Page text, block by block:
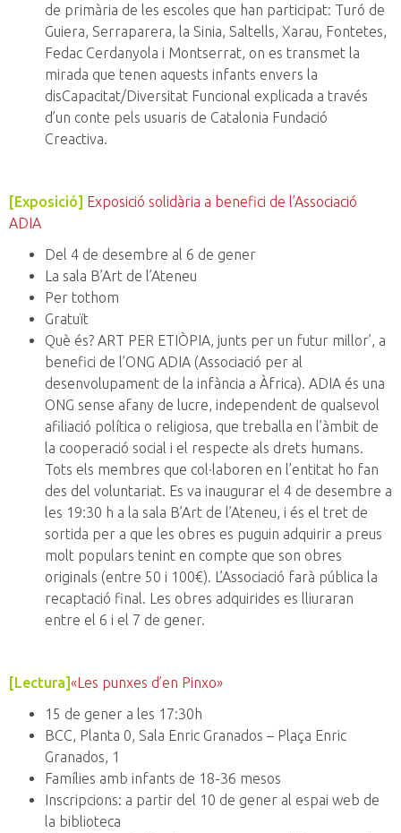
de primària de les escoles que han participat: Turó de
Guiera, Serraparera, la Sinia, Saltells, Xarau, Fontetes,
Fedac Cerdanyola i Montserrat, on es transmet la
mirada que tenen aquests infants envers la
disCapacitat/Diversitat Funcional explicada a través
d’un conte pels usuaris de Catalonia Fundació
Creactiva.
[Exposició] Exposició solidària a benefici de l’Associació
ADIA
Del 4 de desembre al 6 de gener
La sala B’Art de l’Ateneu
Per tothom
Gratuït
Què és? ART PER ETIÒPIA, junts per un futur millor’, a
benefici de l’ONG ADIA (Associació per al
desenvolupament de la infància a Àfrica). ADIA és una
ONG sense afany de lucre, independent de qualsevol
afiliació política o religiosa, que treballa en l’àmbit de
la cooperació social i el respecte als drets humans.
Tots els membres que col·laboren en l’entitat ho fan
des del voluntariat. Es va inaugurar el 4 de desembre a
les 19:30 h a la sala B’Art de l’Ateneu, i és el tret de
sortida per a que les obres es puguin adquirir a preus
molt populars tenint en compte que son obres
originals (entre 50 i 100€). L’Associació farà pública la
recaptació final. Les obres adquirides es lliuraran
entre el 6 i el 7 de gener.
[Lectura]«Les punxes d’en Pinxo»
15 de gener a les 17:30h
BCC, Planta 0, Sala Enric Granados – Plaça Enric
Granados, 1
Famílies amb infants de 18-36 mesos
Inscripcions: a partir del 10 de gener al espai web de
la biblioteca